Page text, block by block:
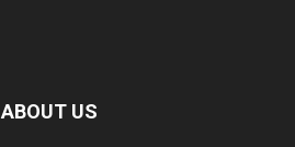
ABOUT US